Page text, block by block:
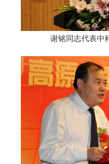
谢铭同志代表中